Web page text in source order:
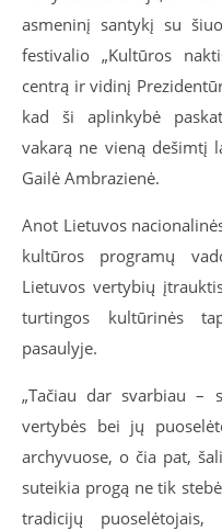
asmeninį santykį su
festivalio „Kultūros
centrą ir vidinį
kad ši aplinkybė
vakarą ne vieną dešimtį
Gailė Ambrazienė.
Anot Lietuvos
kultūros programų
Lietuvos vertybių
turtingos kultūrinės
pasaulyje.
„Tačiau dar svarbiau –
vertybės bei jų
archyvuose, o čia pat,
suteikia progą ne tik
tradicijų